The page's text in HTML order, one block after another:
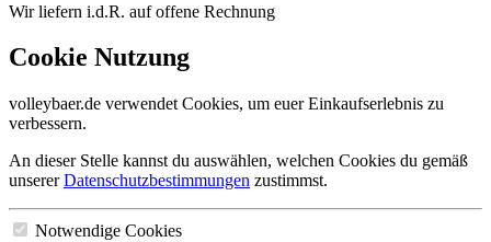
Wir liefern i.d.R. auf offene Rechnung
Cookie Nutzung
volleybaer.de verwendet Cookies, um euer Einkaufserlebnis zu
verbessern.
An dieser Stelle kannst du auswählen, welchen Cookies du gemäß
unsererDatenschutzbestimmungen zustimmst.
Notwendige Cookies